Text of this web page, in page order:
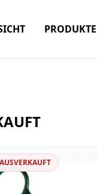
PRODUKTE
AUSVERKAUFT